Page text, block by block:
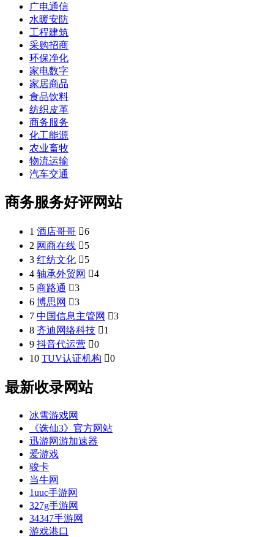
广电通信
水暖安防
工程建筑
采购招商
环保净化
家电数字
家居商品
食品饮料
纺织皮革
商务服务
化工能源
农业畜牧
物流运输
汽车交通
商务服务好评网站
1 酒店哥哥 6
2 网商在线 5
3 红纺文化 5
4 轴承外贸网 4
5 商路通 3
6 博思网 3
7 中国信息主管网 3
8 齐迪网络科技 1
9 抖音代运营 0
10 TUV认证机构 0
最新收录网站
冰雪游戏网
《诛仙3》官方网站
迅游网游加速器
爱游戏
骏卡
当牛网
1uuc手游网
327g手游网
34347手游网
游戏港口